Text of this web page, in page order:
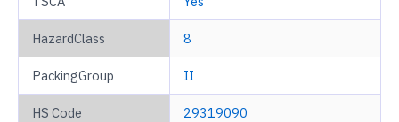
HazardClass 8
PackingGroup II
HS Code 29319090